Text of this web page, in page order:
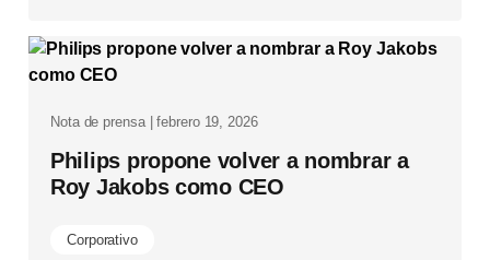
Nota de prensa | febrero 19, 2026
Philips propone volver a nombrar a
Roy Jakobs como CEO
Corporativo